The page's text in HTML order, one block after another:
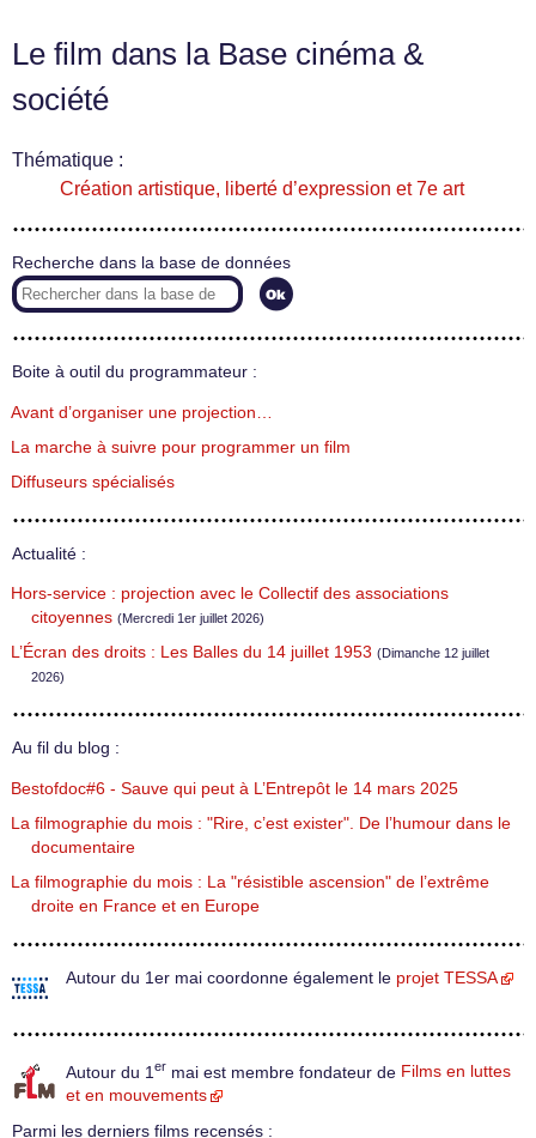
Le film dans la Base cinéma &
société
Thématique :
Création artistique, liberté d’expression et 7e art
Recherche dans la base de données
Boite à outil du programmateur :
Avant d’organiser une projection…
La marche à suivre pour programmer un film
Diffuseurs spécialisés
Actualité :
Hors-service : projection avec le Collectif des associations
citoyennes (Mercredi 1er juillet 2026)
L’Écran des droits : Les Balles du 14 juillet 1953 (Dimanche 12 juillet
2026)
Au fil du blog :
Bestofdoc#6 - Sauve qui peut à L’Entrepôt le 14 mars 2025
La filmographie du mois : "Rire, c’est exister". De l’humour dans le
documentaire
La filmographie du mois : La "résistible ascension" de l’extrême
droite en France et en Europe
Autour du 1er mai coordonne également le projet TESSA
Autour du 1 er mai est membre fondateur de Films en luttes
et en mouvements
Parmi les derniers films recensés :